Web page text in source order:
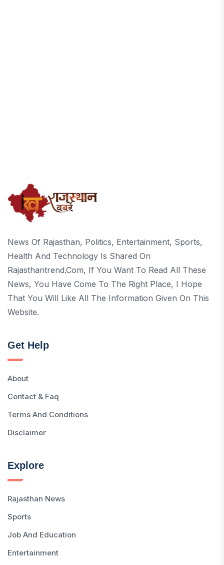
News Of Rajasthan, Politics, Entertainment, Sports,
Health And Technology Is Shared On
Rajasthantrend.com, If You Want To Read All These
News, You Have Come To The Right Place, I Hope
That You Will Like All The Information Given On This
Website.
Get Help
About
Contact & Faq
Terms And Conditions
Disclaimer
Explore
Rajasthan News
Sports
Job And Education
Entertainment